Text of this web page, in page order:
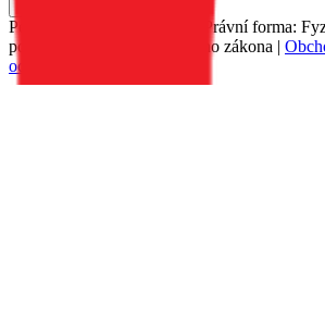
Petr Matyáš, IČ: 00705331, Právní forma:
podnikající dle živnostenského zákona |
ochrana osobních údajů